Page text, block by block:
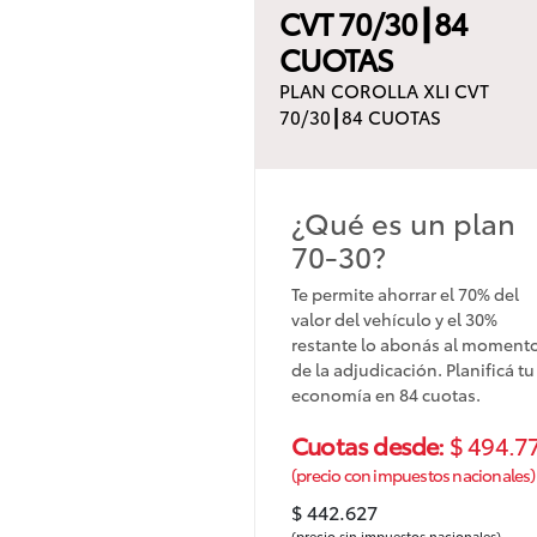
CVT 70/30┃84
CUOTAS
PLAN COROLLA XLI CVT
70/30┃84 CUOTAS
¿Qué es un plan
70-30?
Te permite ahorrar el 70% del
valor del vehículo y el 30%
restante lo abonás al
de la adjudicación. Planificá tu
economía en 84 cuotas.
Cuotas desde: $
(precio con impuestos nacionales)
$ 442.627